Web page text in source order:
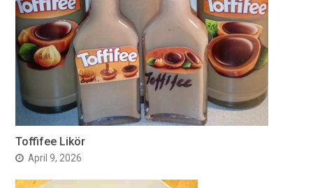
Toffifee Likör
April 9, 2026